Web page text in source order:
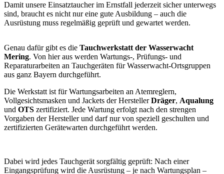
Damit unsere Einsatztaucher im Ernstfall jederzeit sicher unterwegs
sind, braucht es nicht nur eine gute Ausbildung – auch die
Ausrüstung muss regelmäßig geprüft und gewartet werden.
Genau dafür gibt es die Tauchwerkstatt der Wasserwacht
Mering. Von hier aus werden Wartungs-, Prüfungs- und
Reparaturarbeiten an Tauchgeräten für Wasserwacht-Ortsgruppen
aus ganz Bayern durchgeführt.
Die Werkstatt ist für Wartungsarbeiten an Atemreglern,
Vollgesichtsmasken und Jackets der HerstellerDräger, Aqualung
und OTS zertifiziert. Jede Wartung erfolgt nach den strengen
Vorgaben der Hersteller und darf nur von speziell geschulten und
zertifizierten Gerätewarten durchgeführt werden.
Dabei wird jedes Tauchgerät sorgfältig geprüft: Nach einer
Eingangsprüfung wird die Ausrüstung – je nach Wartungsplan –